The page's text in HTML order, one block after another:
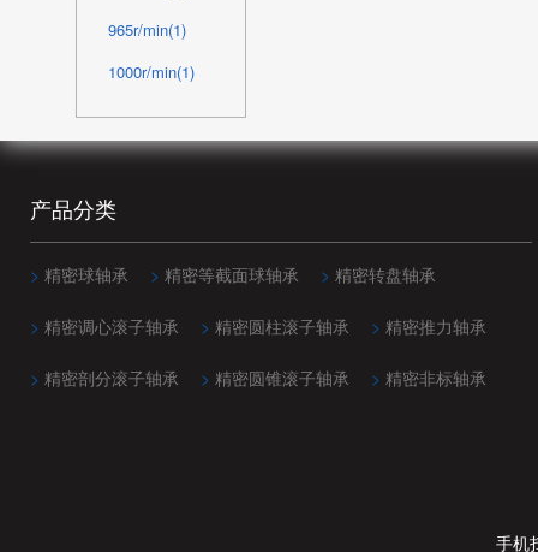
965r/min(1)
1000r/min(1)
1100r/min(1)
1235r/min(1)
1400r/min(1)
1650r/min(1)
2050r/min(1)
2250r/min(1)
2600r/min(1)
产品分类
> 精密球轴承 > 精密等截面球轴承 > 精密转盘轴承
> 精密调心滚子轴承 > 精密圆柱滚子轴承 > 精密推力轴承
> 精密剖分滚子轴承 > 精密圆锥滚子轴承 > 精密非标轴承
手机